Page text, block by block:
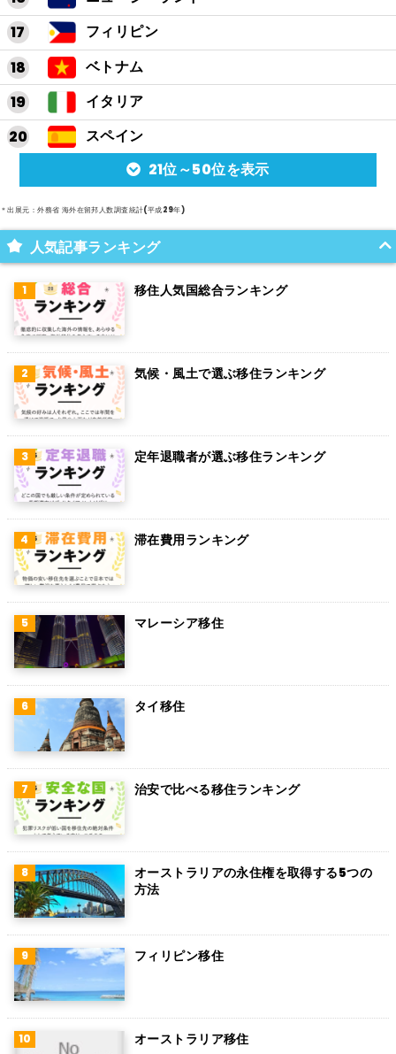
フィリピン
ベトナム
イタリア
スペイン
アルゼンチン
メキシコ
スイス
オランダ
グアム
パラグアイ
アラブ首長国連邦
スウェーデン
ペルー
ボリビア
カンボジア
オーストリア
ロシア
ミャンマー
アイルランド
トルコ
フィンランド
チェコ
チリ
デンマーク
ハンガリー
ポーランド
南アフリカ
サウジアラビア
21位～50位を表示
＊出展元：外務省 海外在留邦人数調査統計(平成29年)
人気記事ランキング
移住人気国総合ランキング
気候・風土で選ぶ移住ランキング
定年退職者が選ぶ移住ランキング
滞在費用ランキング
マレーシア移住
タイ移住
治安で比べる移住ランキング
オーストラリアの永住権を取得する5つの
方法
フィリピン移住
オーストラリア移住